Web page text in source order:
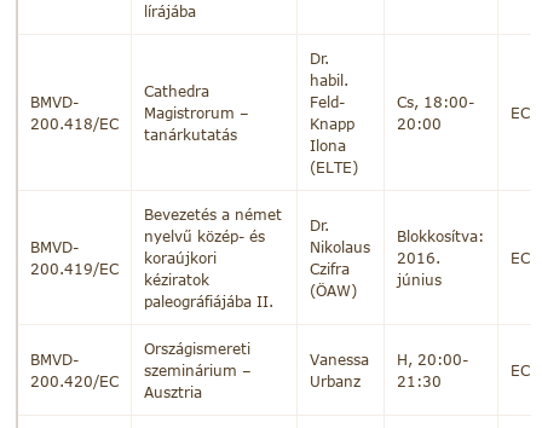
lírájába
BMVD-
200.418/EC
Cathedra
Magistrorum –
tanárkutatás
Dr.
habil.
Feld-
Knapp
Ilona
(ELTE)
Cs, 18:00-
20:00
EC
BMVD-
200.419/EC
Bevezetés a német
nyelvű közép- és
koraújkori
kéziratok
paleográfiájába II.
Dr.
Nikolaus
Czifra
(ÖAW)
Blokkosítva:
2016.
június
EC
BMVD-
200.420/EC
Országismereti
szeminárium –
Ausztria
Vanessa
Urbanz
H, 20:00-
21:30
EC